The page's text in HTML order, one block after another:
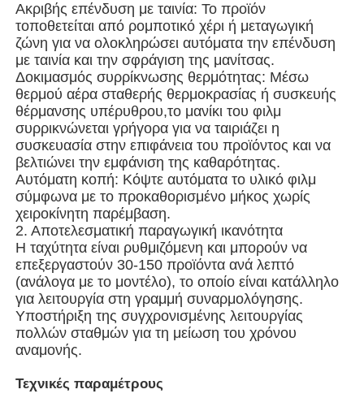
Σχετικά με εμάς
Επισκέψεις στο εργοστάσιο
Ποιοτικός έλεγχος
Επικοινωνήστε μαζί μας
Νέα
Υποθέσεις
Μηχανή περιστροφικής συσκευασίας
Ακριβής επένδυση με ταινία: Το προϊόν
τοποθετείται από ρομποτικό χέρι ή μεταγωγική
ζώνη για να ολοκληρώσει αυτόματα την επένδυση
με ταινία και την σφράγιση της μανίτσας.
Δοκιμασμός συρρίκνωσης θερμότητας: Μέσω
θερμού αέρα σταθερής θερμοκρασίας ή συσκευής
θέρμανσης υπέρυθρου,το μανίκι του φιλμ
συρρικνώνεται γρήγορα για να ταιριάζει η
συσκευασία στην επιφάνεια του προϊόντος και να
βελτιώνει την εμφάνιση της καθαρότητας.
Αυτόματη κοπή: Κόψτε αυτόματα το υλικό φιλμ
σύμφωνα με το προκαθορισμένο μήκος χωρίς
χειροκίνητη παρέμβαση.
2. Αποτελεσματική παραγωγική ικανότητα
Η ταχύτητα είναι ρυθμιζόμενη και μπορούν να
επεξεργαστούν 30-150 προϊόντα ανά λεπτό
(ανάλογα με το μοντέλο), το οποίο είναι κατάλληλο
για λειτουργία στη γραμμή συναρμολόγησης.
Υποστήριξη της συγχρονισμένης λειτουργίας
πολλών σταθμών για τη μείωση του χρόνου
αναμονής.
Τεχνικές παραμέτρους